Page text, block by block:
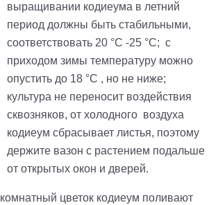
выращивании кодиеума в летний
период должны быть стабильными,
соответствовать 20 °C -25 °C; с
приходом зимы температуру можно
опустить до 18 °C , но не ниже;
культура не переносит воздействия
сквозняков, от холодного воздуха
кодиеум сбрасывает листья, поэтому
держите вазон с растением подальше
от открытых окон и дверей.
комнатный цветок кодиеум поливают